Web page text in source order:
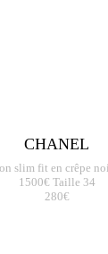
CHANEL
slim fit en crêpe
1500€ Taille 34
280€